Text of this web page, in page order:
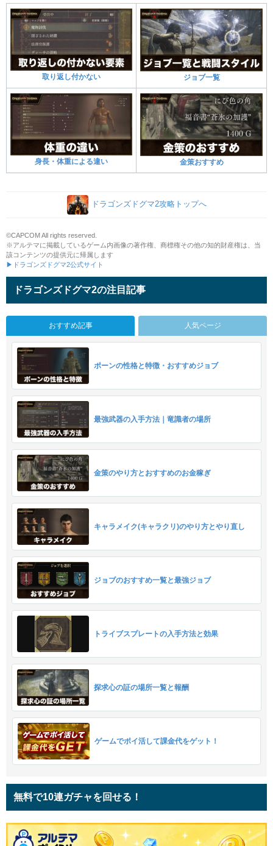
取り返し付かない ジョブ一覧
身長・体重による違い 金策おすすめ
ドラゴンズドグマ2攻略トップへ
©CAPCOM All rights reserved.
※アルテマに掲載しているゲーム内画像の著作権、商標権その他の知的財産権は、当
該コンテンツの提供元に帰属します
▶ドラゴンズドグマ2公式サイト
ドラゴンズドグマ2の注目記事
おすすめ記事 人気ページ
ポーンの性格と特徴・おすすめジョブ
最強武器の入手方法｜竜識者の場所
金策のやり方とおすすめのお金稼ぎ
キャラメイク(キャラクリ)のやり方とやり直し
ジョブのおすすめ一覧と最強ジョブ
トライブスプレートの入手方法と効果
探求心の証の場所一覧と報酬
ゲームでポイ活して課金代をゲット！
無料で10連ガチャを回せる！